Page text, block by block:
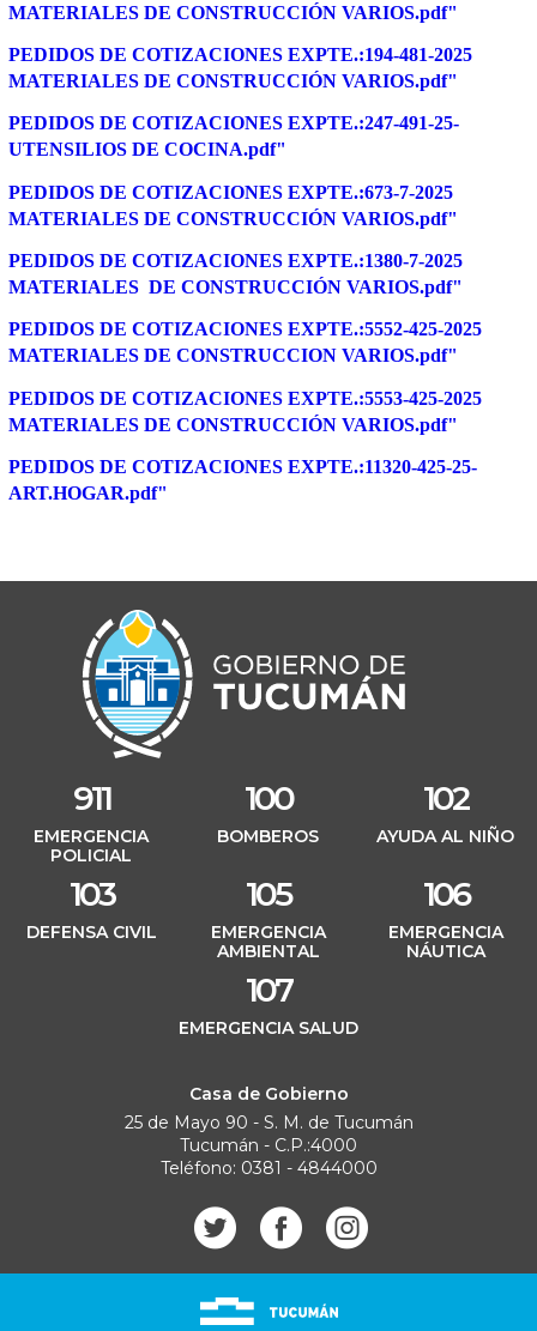
MATERIALES DE CONSTRUCCIÓN VARIOS.pdf"
PEDIDOS DE COTIZACIONES EXPTE.:194-481-2025
MATERIALES DE CONSTRUCCIÓN VARIOS.pdf"
PEDIDOS DE COTIZACIONES EXPTE.:247-491-25-
UTENSILIOS DE COCINA.pdf"
PEDIDOS DE COTIZACIONES EXPTE.:673-7-2025
MATERIALES DE CONSTRUCCIÓN VARIOS.pdf"
PEDIDOS DE COTIZACIONES EXPTE.:1380-7-2025
MATERIALES DE CONSTRUCCIÓN VARIOS.pdf"
PEDIDOS DE COTIZACIONES EXPTE.:5552-425-2025
MATERIALES DE CONSTRUCCION VARIOS.pdf"
PEDIDOS DE COTIZACIONES EXPTE.:5553-425-2025
MATERIALES DE CONSTRUCCIÓN VARIOS.pdf"
PEDIDOS DE COTIZACIONES EXPTE.:11320-425-25-
ART.HOGAR.pdf"
911
EMERGENCIA
POLICIAL
100
BOMBEROS
102
AYUDA AL NIÑO
103
DEFENSA CIVIL
105
EMERGENCIA
AMBIENTAL
106
EMERGENCIA
NÁUTICA
107
EMERGENCIA SALUD
Casa de Gobierno
25 de Mayo 90 - S. M. de Tucumán
Tucumán - C.P.:4000
Teléfono: 0381 - 4844000